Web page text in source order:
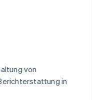
von
in